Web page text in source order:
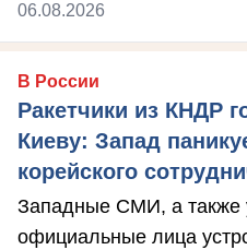
06.08.2026
В России
Ракетчики из КНДР
Киеву: Запад
корейского
Западные СМИ, а также
официальные лица